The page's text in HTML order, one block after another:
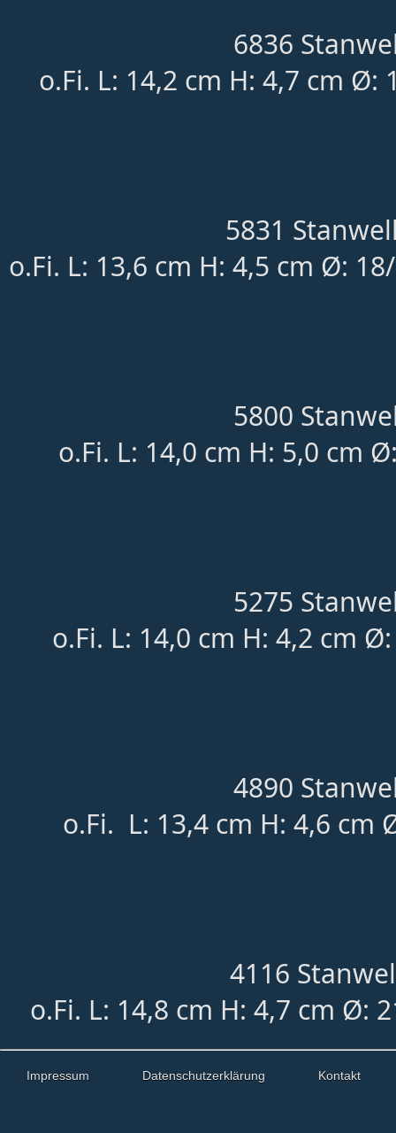
6836
o.Fi. L: 14,2 cm H: 4,7 cm
5831
o.Fi. L: 13,6 cm H: 4,5 cm Ø:
5800
o.Fi. L: 14,0 cm H: 5,0 cm
5275
o.Fi. L: 14,0 cm H: 4,2 cm
4890
o.Fi. L: 13,4 cm H: 4,6 cm
4116
o.Fi. L: 14,8 cm H: 4,7 cm Ø:
Impressum Datenschutzerklärung Kontakt